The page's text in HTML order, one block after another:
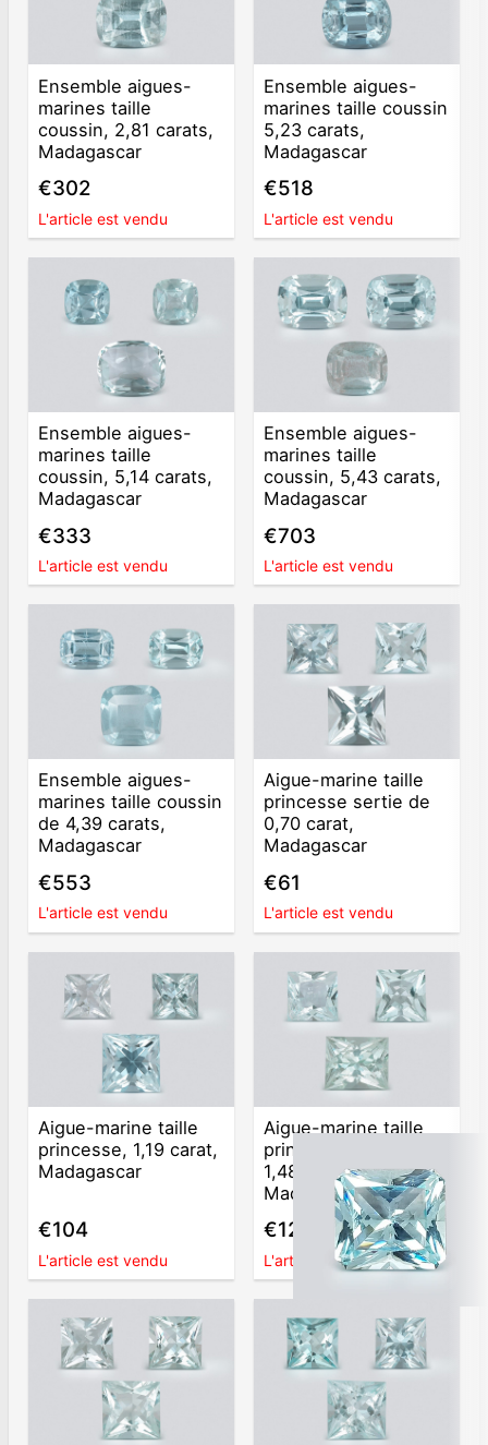
Ensemble aigues-
marines taille
coussin, 2,81 carats,
Madagascar
€302
L'article est vendu
Ensemble aigues-
marines taille coussin
5,23 carats,
Madagascar
€518
L'article est vendu
Ensemble aigues-
marines taille
coussin, 5,14 carats,
Madagascar
€333
L'article est vendu
Ensemble aigues-
marines taille
coussin, 5,43 carats,
Madagascar
€703
L'article est vendu
Ensemble aigues-
marines taille coussin
de 4,39 carats,
Madagascar
€553
L'article est vendu
Aigue-marine taille
princesse sertie de
0,70 carat,
Madagascar
€61
L'article est vendu
Aigue-marine taille
princesse, 1,19 carat,
Madagascar
€104
L'article est vendu
Aigue-marine taille
princesse sertie de
1,48 carat,
Madagascar
€126
L'article est vendu